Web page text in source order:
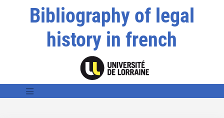
Bibliography of legal
history in french